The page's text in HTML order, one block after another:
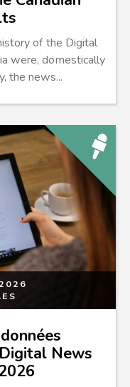
of the Digital
were, domestically
the news...
News